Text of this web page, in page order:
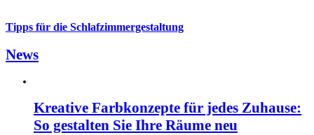
Tipps für die Schlafzimmergestaltung
News
Kreative Farbkonzepte für jedes Zuhause:
So gestalten Sie Ihre Räume neu